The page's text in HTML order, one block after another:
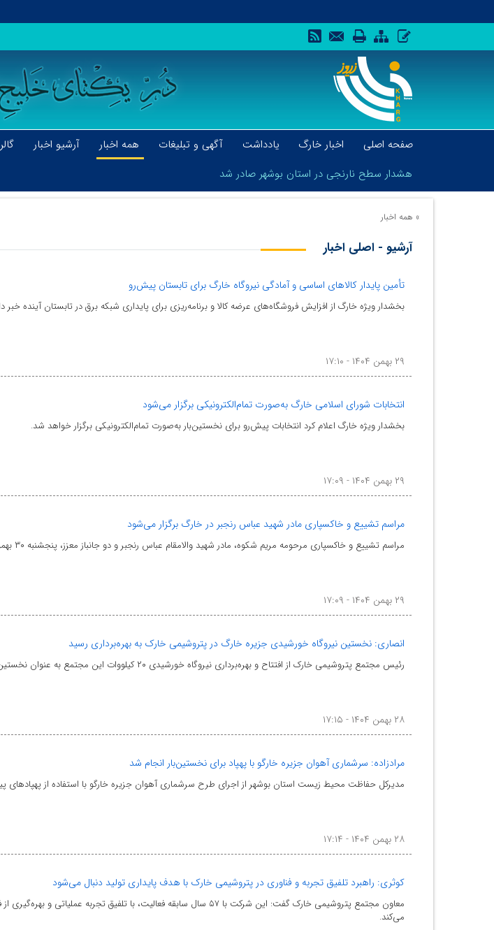
صفحه اصلی اخبار خارگ یادداشت آگهی و تبلیغات همه اخبار آرشیو اخبار
هشدار سطح نارنجی در استان بوشهر صادر شد
» همه اخبار
آرشیو - اصلی اخبار
تأمین پایدار کالاهای اساسی و آمادگی نیروگاه خارگ برای تابستان پیش‌رو
بخشدار ویژه خارگ از افزایش فروشگاه‌های عرضه کالا و برنامه‌ریزی برای پایداری شبکه برق در تابستان آینده خبر
۲۹ بهمن ۱۴۰۴ - ۱۷:۱۰
انتخابات شورای اسلامی خارگ به‌صورت تمام‌الکترونیکی برگزار می‌شود
بخشدار ویژه خارگ اعلام کرد انتخابات پیش‌رو برای نخستین‌بار به‌صورت تمام‌الکترونیکی برگزار خواهد شد.
۲۹ بهمن ۱۴۰۴ - ۱۷:۰۹
مراسم تشییع و خاکسپاری مادر شهید عباس رنجبر در خارگ برگزار می‌شود
مراسم تشییع و خاکسپاری مرحومه مریم شکوه، مادر شهید والامقام عباس رنجبر و دو جانباز معزز، پنجشنبه ۳۰ بهمن‌ماه در جزیره خارگ برگزار خواهد شد.
۲۹ بهمن ۱۴۰۴ - ۱۷:۰۹
انصاری: نخستین نیروگاه خورشیدی جزیره خارگ در پتروشیمی خارک به بهره‌برداری رسید
رئیس مجتمع پتروشیمی خارک از افتتاح و بهره‌برداری نیروگاه خورشیدی ۲۰ کیلووات این مجتمع به عنوان نخستین نیروگاه خورشیدی در سطح جزیره خارگ خبر داد.
۲۸ بهمن ۱۴۰۴ - ۱۷:۱۵
مرادزاده: سرشماری آهوان جزیره خارگو با پهپاد برای نخستین‌بار انجام شد
مدیرکل حفاظت محیط زیست استان بوشهر از اجرای طرح سرشماری آهوان جزیره خارگو با استفاده از پهپادهای
۲۸ بهمن ۱۴۰۴ - ۱۷:۱۴
کوثری: راهبرد تلفیق تجربه و فناوری در پتروشیمی خارک با هدف پایداری تولید دنبال می‌شود
معاون مجتمع پتروشیمی خارک گفت: این شرکت با ۵۷ سال سابقه فعالیت، با
می‌کند.